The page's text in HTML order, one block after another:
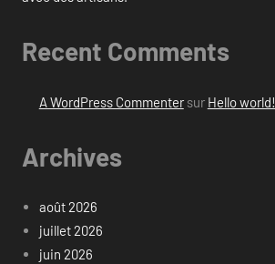
Recent Comments
A WordPress Commentersur Hello world!
Archives
août 2026
juillet 2026
juin 2026